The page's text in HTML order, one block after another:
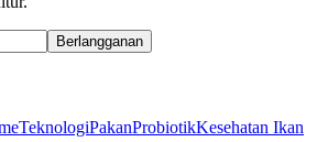
Berlangganan
TeknologiPakanProbiotikKesehatan Ikan